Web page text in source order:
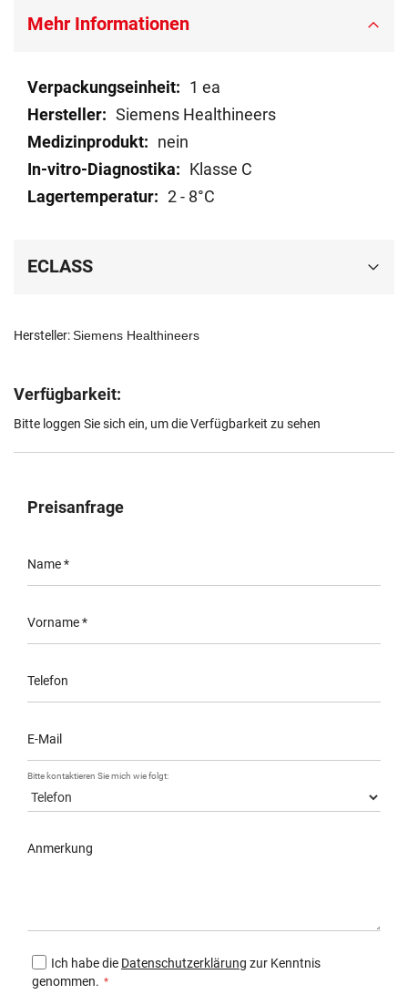
Hersteller:Siemens Healthineers
Verfügbarkeit:
Bitte loggen Sie sich ein, um die Verfügbarkeit zu sehen
Preisanfrage
Name*
Vorname*
Telefon
E-Mail
Bitte kontaktieren Sie mich wie folgt:
Anmerkung
Ich habe die Datenschutzerklärung zur Kenntnis
genommen.
Mehr Informationen
Mehr
Informationen
1 ea
Siemens Healthineers
nein
Klasse C
2 - 8°C
ECLASS